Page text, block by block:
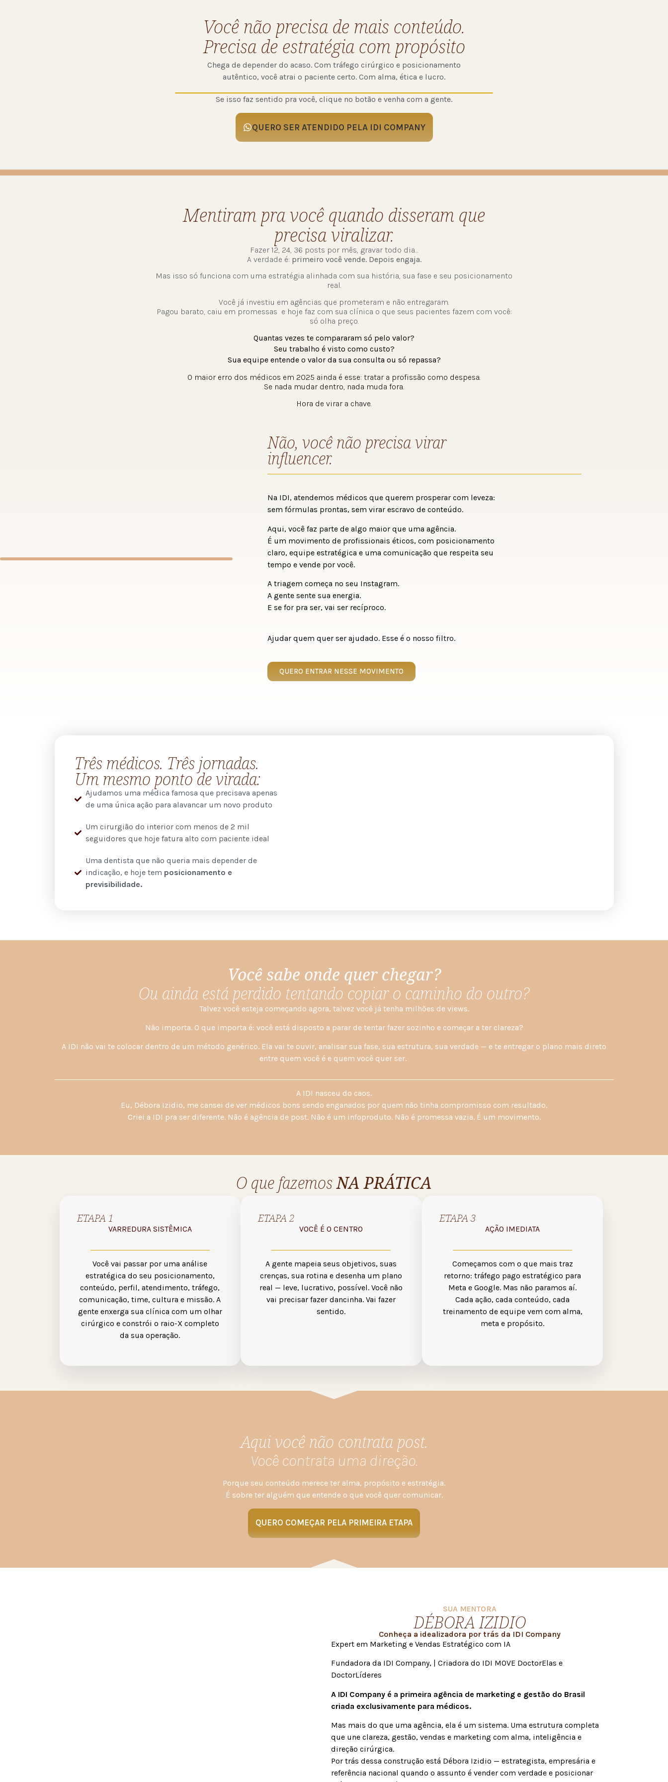
Você não precisa de mais conteúdo.
Precisa de estratégia com propósito
Chega de depender do acaso. Com tráfego cirúrgico e posicionamento
autêntico, você atrai o paciente certo. Com alma, ética e lucro.
Se isso faz sentido pra você, clique no botão e venha com a gente.
QUERO SER ATENDIDO PELA IDI COMPANY
Mentiram pra você quando disseram que
precisa viralizar.
Fazer 12, 24, 36 posts por mês, gravar todo dia…
A verdade é: primeiro você vende. Depois engaja.
Mas isso só funciona com uma estratégia alinhada com sua história, sua fase e seu posicionamento
real.
Você já investiu em agências que prometeram e não entregaram.
Pagou barato, caiu em promessas e hoje faz com sua clínica o que seus pacientes fazem com você:
só olha preço.
Quantas vezes te compararam só pelo valor?
Seu trabalho é visto como custo?
Sua equipe entende o valor da sua consulta ou só repassa?
O maior erro dos médicos em 2025 ainda é esse: tratar a profissão como despesa.
Se nada mudar dentro, nada muda fora.
Hora de virar a chave.
Não, você não precisa virar
influencer.
Na IDI, atendemos médicos que querem prosperar com leveza:
sem fórmulas prontas, sem virar escravo de conteúdo.
Aqui, você faz parte de algo maior que uma agência.
É um movimento de profissionais éticos, com posicionamento
claro, equipe estratégica e uma comunicação que respeita seu
tempo e vende por você.
A triagem começa no seu Instagram.
A gente sente sua energia.
E se for pra ser, vai ser recíproco.
Ajudar quem quer ser ajudado. Esse é o nosso filtro.
QUERO ENTRAR NESSE MOVIMENTO
Três médicos. Três jornadas.
Um mesmo ponto de virada:
Ajudamos uma médica famosa que precisava apenas
de uma única ação para alavancar um novo produto
Um cirurgião do interior com menos de 2 mil
seguidores que hoje fatura alto com paciente ideal
Uma dentista que não queria mais depender de
indicação, e hoje tem posicionamento e
previsibilidade.
Você sabe onde quer chegar?
Ou ainda está perdido tentando copiar o caminho do outro?
Talvez você esteja começando agora, talvez você já tenha milhões de views.
Não importa. O que importa é: você está disposto a parar de tentar fazer sozinho e começar a ter clareza?
A IDI não vai te colocar dentro de um método genérico. Ela vai te ouvir, analisar sua fase, sua estrutura, sua verdade — e te entregar o plano mais direto
entre quem você é e quem você quer ser. ​
A IDI nasceu do caos.
Eu, Débora Izidio, me cansei de ver médicos bons sendo enganados por quem não tinha compromisso com resultado.
Criei a IDI pra ser diferente. Não é agência de post. Não é um infoproduto. Não é promessa vazia. É um movimento.
O que fazemosNA PRÁTICA
ETAPA 1
VARREDURA SISTÊMICA
Você vai passar por uma análise
estratégica do seu posicionamento,
conteúdo, perfil, atendimento, tráfego,
comunicação, time, cultura e missão. A
gente enxerga sua clínica com um olhar
cirúrgico e constrói o raio-X completo
da sua operação.
ETAPA 2
VOCÊ É O CENTRO
A gente mapeia seus objetivos, suas
crenças, sua rotina e desenha um plano
real — leve, lucrativo, possível. Você não
vai precisar fazer dancinha. Vai fazer
sentido.
ETAPA 3
AÇÃO IMEDIATA
Começamos com o que mais traz
retorno: tráfego pago estratégico para
Meta e Google. Mas não paramos aí.
Cada ação, cada conteúdo, cada
treinamento de equipe vem com alma,
meta e propósito.
Aqui você não contrata post.
Você contrata uma direção.
Porque seu conteúdo merece ter alma, propósito e estratégia.
É sobre ter alguém que entende o que você quer comunicar.
QUERO COMEÇAR PELA PRIMEIRA ETAPA
SUA MENTORA
DÉBORA IZIDIO
Conheça a idealizadora por trás da IDI Company
Expert em Marketing e Vendas Estratégico com IA
Fundadora da IDI Company, | Criadora do IDI MOVE DoctorElas e
DoctorLíderes
A IDI Company é a primeira agência de marketing e gestão do Brasil
criada exclusivamente para médicos.
Mas mais do que uma agência, ela é um sistema. Uma estrutura completa
que une clareza, gestão, vendas e marketing com alma, inteligência e
direção cirúrgica.
Por trás dessa construção está Débora Izidio — estrategista, empresária e
referência nacional quando o assunto é vender com verdade e posicionar